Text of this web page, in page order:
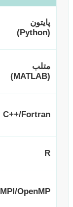
پایتون
(Python)
متلب
(MATLAB)
C++/Fortran
R
MPI/OpenMP